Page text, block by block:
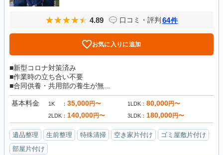
4.89 口コミ・評判 64件
お気に入りに追加
■新型コロナ対策済み
■作業時の立ち合い不要
■合同供養・共用部の養生が無...
基本料金 1K 35,000円〜 1LDK 80,000円〜
2LDK 140,000円〜 3LDK 180,000円〜
遺品整理 生前整理 特殊清掃 空き家片付け
ゴミ屋敷片付け
部屋片付け